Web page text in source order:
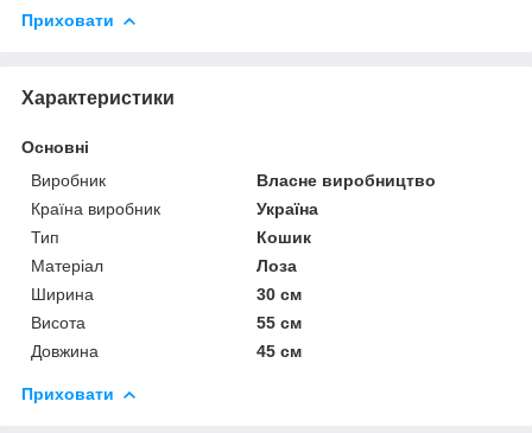
Приховати
Характеристики
Основні
Виробник
Власне виробництво
Країна виробник
Україна
Тип
Кошик
Матеріал
Лоза
Ширина
30 см
Висота
55 см
Довжина
45 см
Приховати